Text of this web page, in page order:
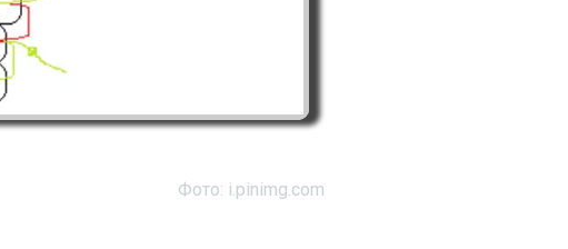
Фото: i.pinimg.com